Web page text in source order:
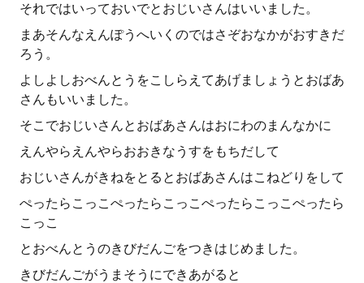
それではいっておいでとおじいさんはいいました。
まあそんなえんぽうへいくのではさぞおなかがおすきだ
ろう。
よしよしおべんとうをこしらえてあげましょうとおばあ
さんもいいました。
そこでおじいさんとおばあさんはおにわのまんなかに
えんやらえんやらおおきなうすをもちだして
おじいさんがきねをとるとおばあさんはこねどりをして
ぺったらこっこぺったらこっこぺったらこっこぺったら
こっこ
とおべんとうのきびだんごをつきはじめました。
きびだんごがうまそうにできあがると